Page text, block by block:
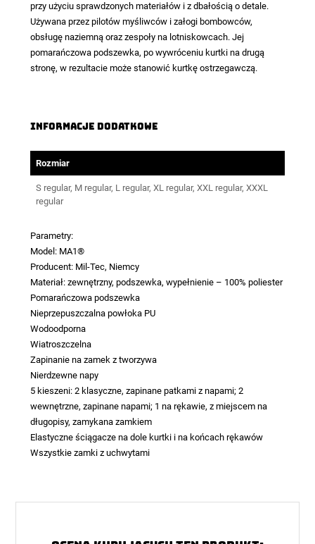
przy użyciu sprawdzonych materiałów i z dbałością o detale.
Używana przez pilotów myśliwców i załogi bombowców,
obsługę naziemną oraz zespoły na lotniskowcach. Jej
pomarańczowa podszewka, po wywróceniu kurtki na drugą
stronę, w rezultacie może stanowić kurtkę ostrzegawczą.
Informacje dodatkowe
Rozmiar
S regular, M regular, L regular, XL regular, XXL regular, XXXL
regular
Parametry:
Model: MA1®
Producent: Mil-Tec, Niemcy
Materiał: zewnętrzny, podszewka, wypełnienie – 100% poliester
Pomarańczowa podszewka
Nieprzepuszczalna powłoka PU
Wodoodporna
Wiatroszczelna
Zapinanie na zamek z tworzywa
Nierdzewne napy
5 kieszeni: 2 klasyczne, zapinane patkami z napami; 2
wewnętrzne, zapinane napami; 1 na rękawie, z miejscem na
długopisy, zamykana zamkiem
Elastyczne ściągacze na dole kurtki i na końcach rękawów
Wszystkie zamki z uchwytami